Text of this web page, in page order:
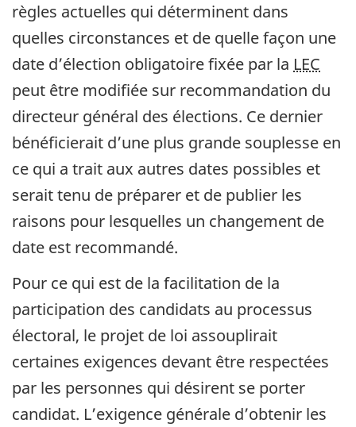
règles actuelles qui déterminent dans
quelles circonstances et de quelle façon une
date d’élection obligatoire fixée par la LEC
peut être modifiée sur recommandation du
directeur général des élections. Ce dernier
bénéficierait d’une plus grande souplesse en
ce qui a trait aux autres dates possibles et
serait tenu de préparer et de publier les
raisons pour lesquelles un changement de
date est recommandé.
Pour ce qui est de la facilitation de la
participation des candidats au processus
électoral, le projet de loi assouplirait
certaines exigences devant être respectées
par les personnes qui désirent se porter
candidat. L’exigence générale d’obtenir les